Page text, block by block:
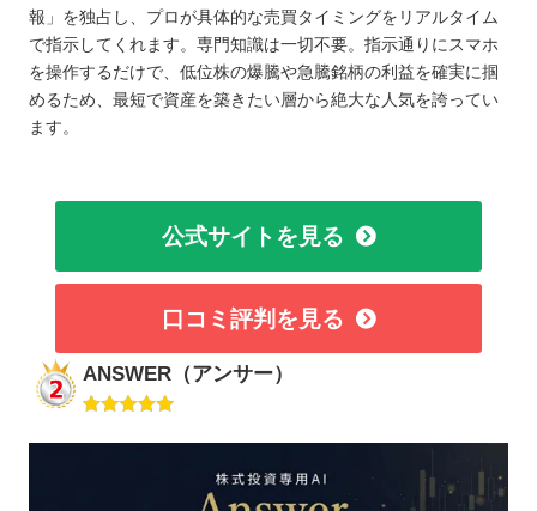
報」を独占し、プロが具体的な売買タイミングをリアルタイム
で指示してくれます。専門知識は一切不要。指示通りにスマホ
を操作するだけで、低位株の爆騰や急騰銘柄の利益を確実に掴
めるため、最短で資産を築きたい層から絶大な人気を誇ってい
ます。
公式サイトを見る
口コミ評判を見る
ANSWER（アンサー）